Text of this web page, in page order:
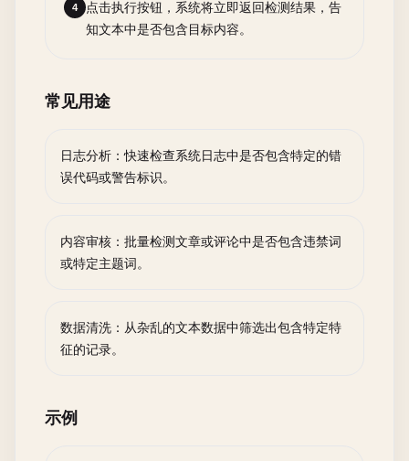
4
点击执行按钮，系统将立即返回检测结果，告
知文本中是否包含目标内容。
常见用途
日志分析：快速检查系统日志中是否包含特定的错
误代码或警告标识。
内容审核：批量检测文章或评论中是否包含违禁词
或特定主题词。
数据清洗：从杂乱的文本数据中筛选出包含特定特
征的记录。
示例